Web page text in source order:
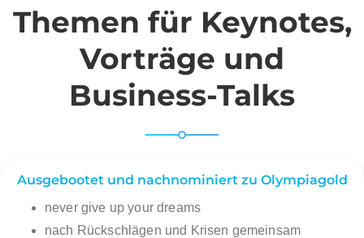
Themen für Keynotes,
Vorträge und
Business-Talks
Ausgebootet und nachnominiert zu Olympiagold
never give up your dreams
nach Rückschlägen und Krisen gemeinsam